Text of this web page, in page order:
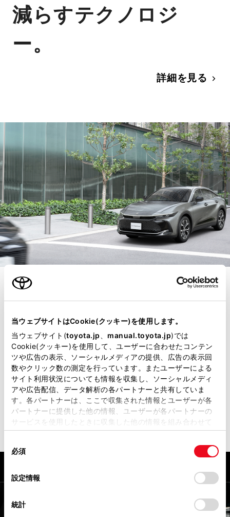
当ウェブサイトはCookie(クッキー)を使用します。
当ウェブサイト(toyota.jp manual.toyota.jp)では
Cookie(クッキー)を使用して、ユーザーに合わせたコンテン
ツや広告の表示、ソーシャルメディアの提供、広告の表示回
数やクリック数の測定を行っています。またユーザーによる
サイト利用状況についても情報を収集し、ソーシャルメディ
アや広告配信、データ解析の各パートナーと共有していま
す。各パートナーは、ここで収集された情報とユーザーが各
パートナーに提供した他の情報、ユーザーが各パートナーの
サービスを使用したときに収集した他の情報を組み合わせて
使用することがあります。当ウェブサイトの使用を続行する
デバイスにすべてのCookie(クッキー)が保存されることに同
意したことになります。Cookie(クッキー)のオプトアウト、
設定の変更、同意を撤回したりするにあたっては、当社の
「Cookie（クッキー）情報の取り扱いについて
」をご覧くだ
意
必須
設定情報
統計
減らすテクノロジ
ー。
詳細を見る
安全性能
安全を支える、
いくつもの先進サポ
ート。
詳細を見る